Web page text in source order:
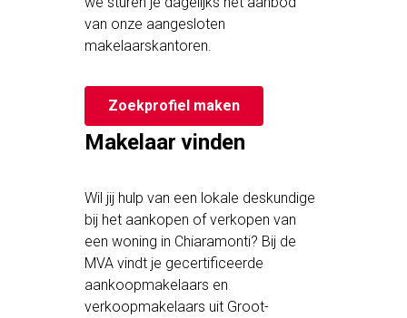
van onze aangesloten
makelaarskantoren.
Zoekprofiel maken
Makelaar vinden
Wil jij hulp van een lokale deskundige
bij het aankopen of verkopen van
een woning in Chiaramonti? Bij de
MVA vindt je gecertificeerde
aankoopmakelaars en
verkoopmakelaars uit Groot-